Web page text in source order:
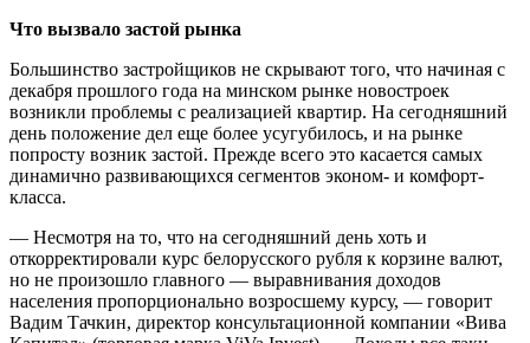
Что вызвало застой рынка
Большинство застройщиков не скрывают того, что начиная с
декабря прошлого года на минском рынке новостроек
возникли проблемы с реализацией квартир. На сегодняшний
день положение дел еще более усугубилось, и на рынке
попросту возник застой. Прежде всего это касается самых
динамично развивающихся сегментов эконом- и комфорт-
класса.
— Несмотря на то, что на сегодняшний день хоть и
откорректировали курс белорусского рубля к корзине валют,
но не произошло главного — выравнивания доходов
населения пропорционально возросшему курсу, — говорит
Вадим Тачкин, директор консультационной компании «Вива